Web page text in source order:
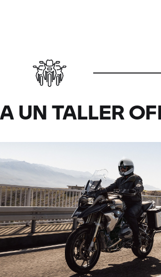
UN TALLER